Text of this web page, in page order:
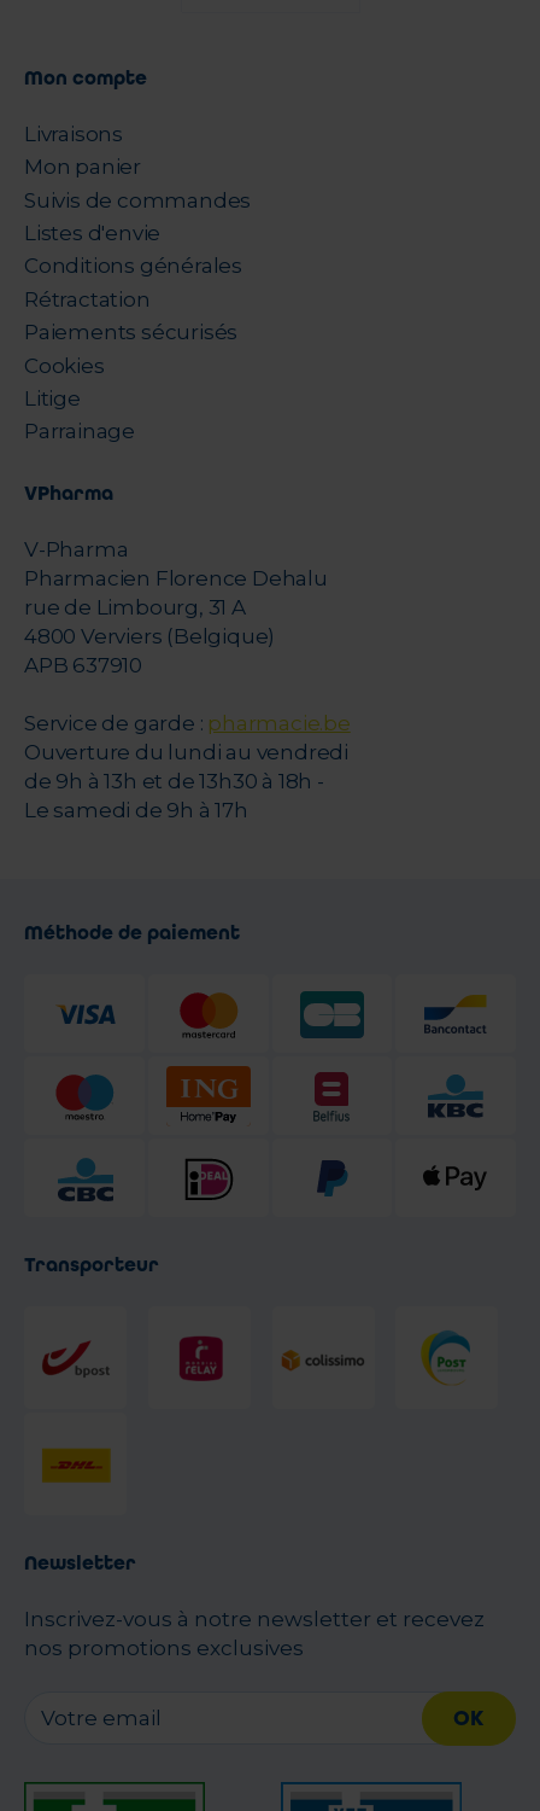
Mon compte
Livraisons
Mon panier
Suivis de commandes
Listes d'envie
Conditions générales
Rétractation
Paiements sécurisés
Cookies
Litige
Parrainage
VPharma
V-Pharma
Pharmacien Florence Dehalu
rue de Limbourg, 31 A
4800 Verviers (Belgique)
APB 637910
Service de garde : pharmacie.be
Ouverture du lundi au vendredi
de 9h à 13h et de 13h30 à 18h -
Le samedi de 9h à 17h
Méthode de paiement
Transporteur
Newsletter
Inscrivez-vous à notre newsletter et recevez
nos promotions exclusives
OK